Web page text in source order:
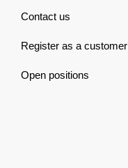
Contact us
Register as a customer
Open positions